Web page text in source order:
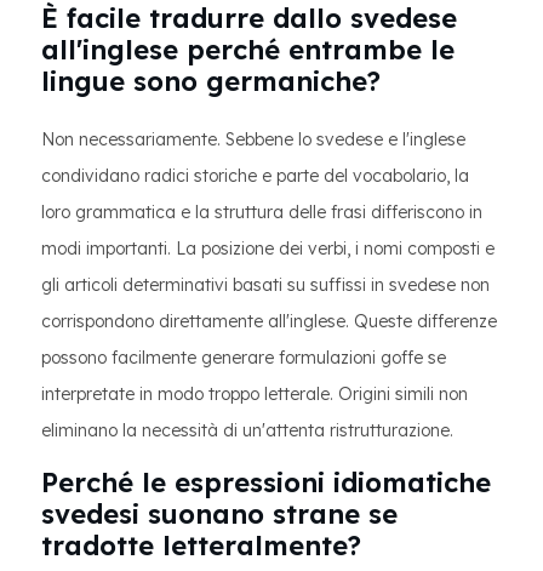
È facile tradurre dallo svedese
all'inglese perché entrambe le
lingue sono germaniche?
Non necessariamente. Sebbene lo svedese e l'inglese
condividano radici storiche e parte del vocabolario, la
loro grammatica e la struttura delle frasi differiscono in
modi importanti. La posizione dei verbi, i nomi composti e
gli articoli determinativi basati su suffissi in svedese non
corrispondono direttamente all'inglese. Queste differenze
possono facilmente generare formulazioni goffe se
interpretate in modo troppo letterale. Origini simili non
eliminano la necessità di un'attenta ristrutturazione.
Perché le espressioni idiomatiche
svedesi suonano strane se
tradotte letteralmente?